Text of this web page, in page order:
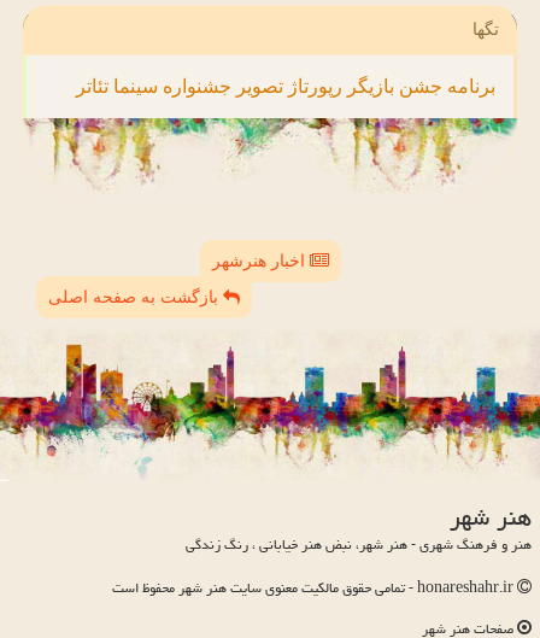
تگها
برنامه جشن بازیگر رپورتاژ تصویر جشنواره سینما تئاتر
اخبار هنرشهر
بازگشت به صفحه اصلی
هنر شهر
هنر و فرهنگ شهری - هنر شهر، نبض هنر خیابانی ، رنگ زندگی
صفحات هنر شهر